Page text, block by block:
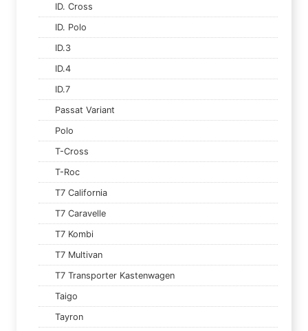
ID. Cross
ID. Polo
ID.3
ID.4
ID.7
Passat Variant
Polo
T-Cross
T-Roc
T7 California
T7 Caravelle
T7 Kombi
T7 Multivan
T7 Transporter Kastenwagen
Taigo
Tayron